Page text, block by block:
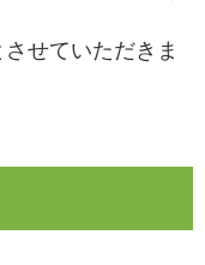
せていただきま